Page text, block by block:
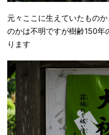
元々ここに生えていたもの
のかは不明ですが樹齢150年
ります